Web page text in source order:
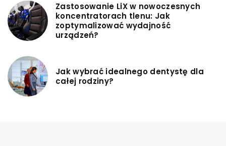
Zastosowanie LiX w nowoczesnych
koncentratorach tlenu: Jak
zoptymalizować wydajność
urządzeń?
Jak wybrać idealnego dentystę dla
całej rodziny?